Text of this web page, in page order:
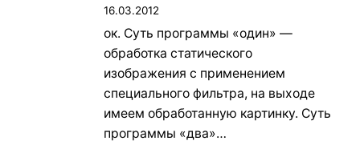
16.03.2012
ок. Суть программы «один» —
обработка статического
изображения с применением
специального фильтра, на выходе
имеем обработанную картинку. Суть
программы «два»…